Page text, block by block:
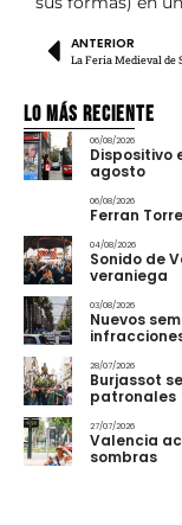
ANTERIOR
Lo más Reciente
06/08/2026
Dispositivo
agosto
06/08/2026
Ferran
04/08/2026
Sonido de
veraniega
03/08/2026
Nuevos
28/07/2026
Burjassot
patronales
27/07/2026
Valencia
sombras